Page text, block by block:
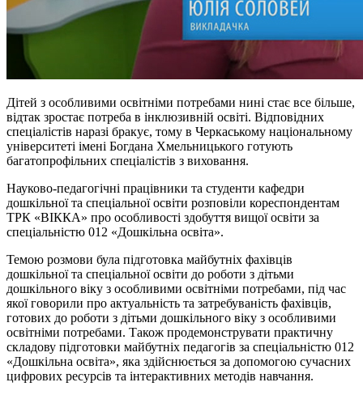
Дітей з особливими освітніми потребами нині стає все більше,
відтак зростає потреба в інклюзивній освіті. Відповідних
спеціалістів наразі бракує, тому в Черкаському національному
університеті імені Богдана Хмельницького готують
багатопрофільних спеціалістів з виховання.
Науково-педагогічні працівники та студенти кафедри
дошкільної та спеціальної освіти розповіли кореспондентам
ТРК «ВІККА» про особливості здобуття вищої освіти за
спеціальністю 012 «Дошкільна освіта».
Темою розмови була підготовка майбутніх фахівців
дошкільної та спеціальної освіти до роботи з дітьми
дошкільного віку з особливими освітніми потребами, під час
якої говорили про актуальність та затребуваність фахівців,
готових до роботи з дітьми дошкільного віку з особливими
освітніми потребами. Також продемонструвати практичну
складову підготовки майбутніх педагогів за спеціальністю 012
«Дошкільна освіта», яка здійснюється за допомогою сучасних
цифрових ресурсів та інтерактивних методів навчання.